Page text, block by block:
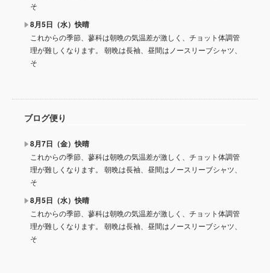
そ
8月5日（水）快晴
これからの季節、蓼科は朝晩の気温差が激しく、チョット体調管
理が難しくなります。 朝晩は長袖、昼間はノースリーブシャツ、
そ
ブログ便り
8月7日（金）快晴
これからの季節、蓼科は朝晩の気温差が激しく、チョット体調管
理が難しくなります。 朝晩は長袖、昼間はノースリーブシャツ、
そ
8月5日（水）快晴
これからの季節、蓼科は朝晩の気温差が激しく、チョット体調管
理が難しくなります。 朝晩は長袖、昼間はノースリーブシャツ、
そ